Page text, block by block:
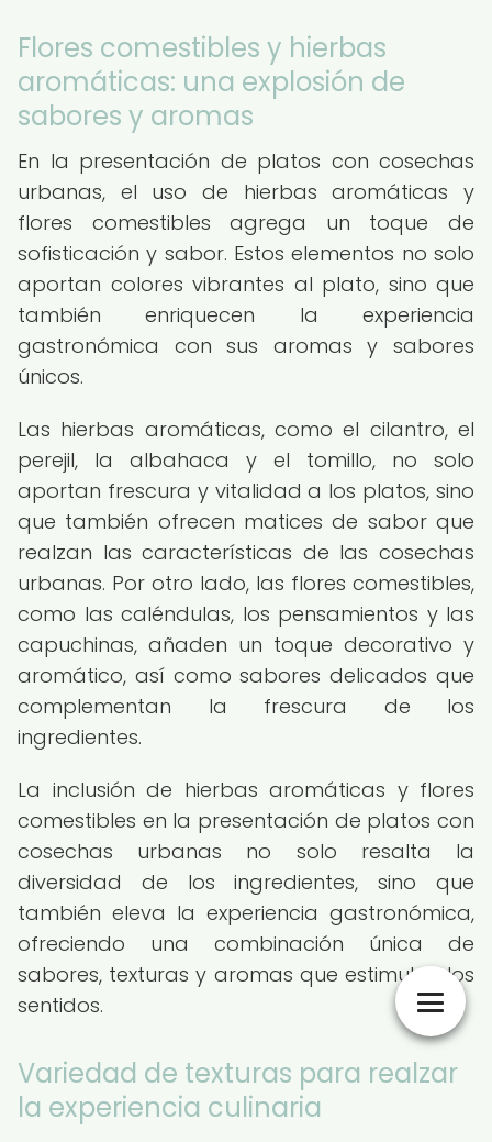
Flores comestibles y hierbas
aromáticas: una explosión de
sabores y aromas
En la presentación de platos con cosechas
urbanas, el uso de hierbas aromáticas y
flores comestibles agrega un toque de
sofisticación y sabor. Estos elementos no solo
aportan colores vibrantes al plato, sino que
también enriquecen la experiencia
gastronómica con sus aromas y sabores
únicos.
Las hierbas aromáticas, como el cilantro, el
perejil, la albahaca y el tomillo, no solo
aportan frescura y vitalidad a los platos, sino
que también ofrecen matices de sabor que
realzan las características de las cosechas
urbanas. Por otro lado, las flores comestibles,
como las caléndulas, los pensamientos y las
capuchinas, añaden un toque decorativo y
aromático, así como sabores delicados que
complementan la frescura de los
ingredientes.
La inclusión de hierbas aromáticas y flores
comestibles en la presentación de platos con
cosechas urbanas no solo resalta la
diversidad de los ingredientes, sino que
también eleva la experiencia gastronómica,
ofreciendo una combinación única de
sabores, texturas y aromas que estimulan los
sentidos.
Variedad de texturas para realzar
la experiencia culinaria